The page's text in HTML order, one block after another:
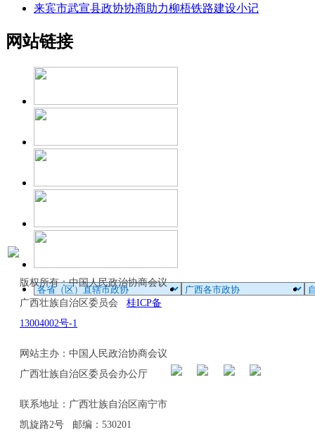
来宾市武宣县政协协商助力柳梧铁路建设小记
网站链接
版权所有：中国人民政治协商会议
广西壮族自治区委员会 桂ICP备
13004002号-1
网站主办：中国人民政治协商会议
广西壮族自治区委员会办公厅
联系地址：广西壮族自治区南宁市
凯旋路2号 邮编：530201